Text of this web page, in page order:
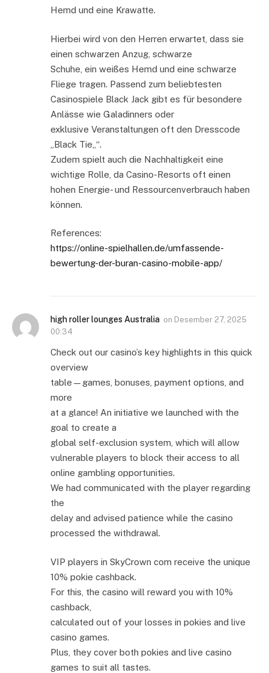
Hemd und eine Krawatte.
Hierbei wird von den Herren erwartet, dass sie
einen schwarzen Anzug, schwarze
Schuhe, ein weißes Hemd und eine schwarze
Fliege tragen. Passend zum beliebtesten
Casinospiele Black Jack gibt es für besondere
Anlässe wie Galadinners oder
exklusive Veranstaltungen oft den Dresscode
„Black Tie„“.
Zudem spielt auch die Nachhaltigkeit eine
wichtige Rolle, da Casino-Resorts oft einen
hohen Energie- und Ressourcenverbrauch haben
können.
References:
https://online-spielhallen.de/umfassende-
bewertung-der-buran-casino-mobile-app/
high roller lounges Australia on Desember 27, 2025
00:34
Check out our casino’s key highlights in this quick
overview
table—games, bonuses, payment options, and
more
at a glance! An initiative we launched with the
goal to create a
global self-exclusion system, which will allow
vulnerable players to block their access to all
online gambling opportunities.
We had communicated with the player regarding
the
delay and advised patience while the casino
processed the withdrawal.
VIP players in SkyCrown com receive the unique
10% pokie cashback.
For this, the casino will reward you with 10%
cashback,
calculated out of your losses in pokies and live
casino games.
Plus, they cover both pokies and live casino
games to suit all tastes.